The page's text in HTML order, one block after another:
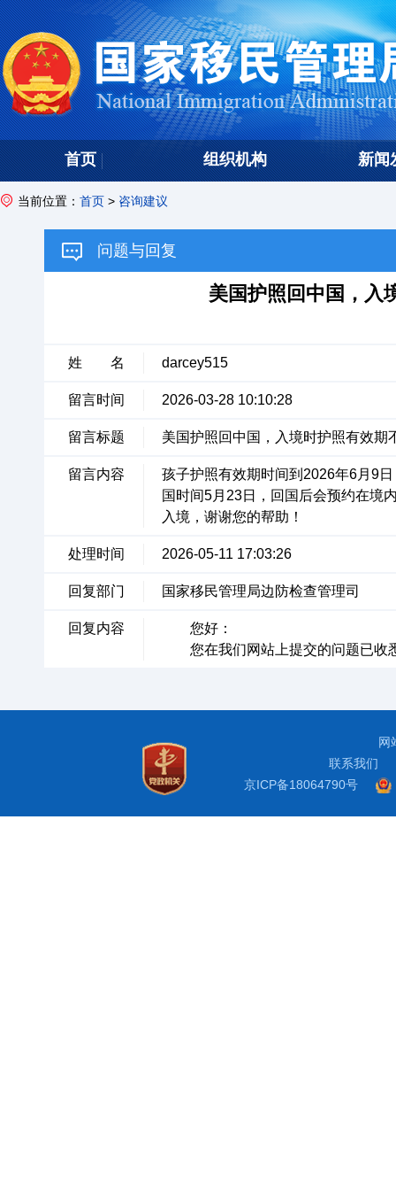
首页 组织机构 新闻
当前位置： 首页 > 咨询建议
问题与回复
美国护照回中国，入
姓 名 darcey515
留言时间 2026-03-28 10:10:28
留言标题 美国护照回中国，入境时护照有效期
留言内容
孩子护照有效期时间到2026年6月9
国时间5月23日，回国后会预约在境
入境，谢谢您的帮助！
处理时间 2026-05-11 17:03:26
回复部门 国家移民管理局边防检查管理司
回复内容
您好：
您在我们网站上提交的问题已收悉
网
联系我们
京ICP备18064790号